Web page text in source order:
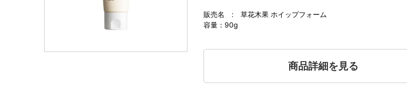
販売名 : 草花木果 ホイップフォーム
容量：90g
商品詳細を見る